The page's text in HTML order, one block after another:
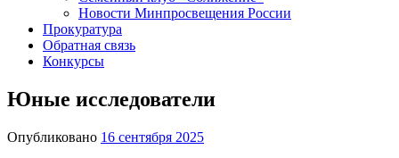
Новости Минпросвещения России
Прокуратура
Обратная связь
Конкурсы
Юные исследователи
Опубликовано 16 сентября 2025